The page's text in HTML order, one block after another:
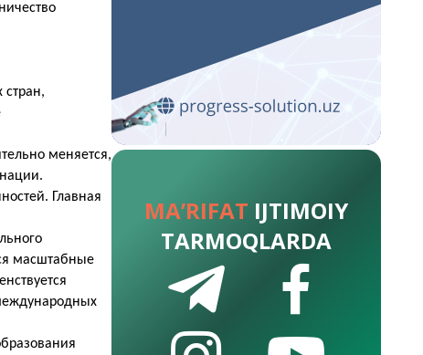
стран,
меняется,
Главная
масштабные
MA’RIFAT IJTIMOIY
TARMOQLARDA